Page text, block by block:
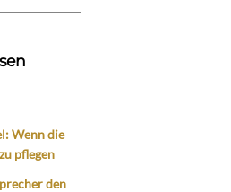
Wenn die
pflegen
den